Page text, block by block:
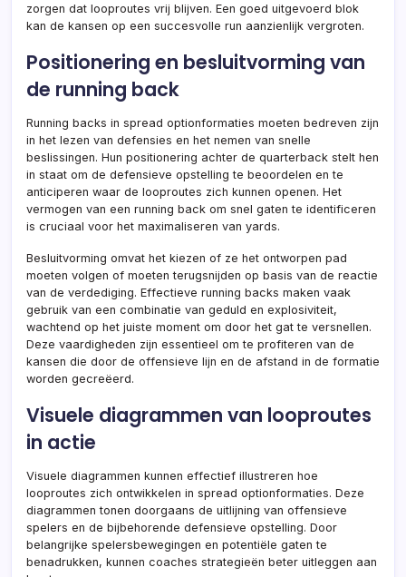
zorgen dat looproutes vrij blijven. Een goed uitgevoerd blok
kan de kansen op een succesvolle run aanzienlijk vergroten.
Positionering en besluitvorming van
de running back
Running backs in spread optionformaties moeten bedreven zijn
in het lezen van defensies en het nemen van snelle
beslissingen. Hun positionering achter de quarterback stelt hen
in staat om de defensieve opstelling te beoordelen en te
anticiperen waar de looproutes zich kunnen openen. Het
vermogen van een running back om snel gaten te identificeren
is cruciaal voor het maximaliseren van yards.
Besluitvorming omvat het kiezen of ze het ontworpen pad
moeten volgen of moeten terugsnijden op basis van de reactie
van de verdediging. Effectieve running backs maken vaak
gebruik van een combinatie van geduld en explosiviteit,
wachtend op het juiste moment om door het gat te versnellen.
Deze vaardigheden zijn essentieel om te profiteren van de
kansen die door de offensieve lijn en de afstand in de formatie
worden gecreëerd.
Visuele diagrammen van looproutes
in actie
Visuele diagrammen kunnen effectief illustreren hoe
looproutes zich ontwikkelen in spread optionformaties. Deze
diagrammen tonen doorgaans de uitlijning van offensieve
spelers en de bijbehorende defensieve opstelling. Door
belangrijke spelersbewegingen en potentiële gaten te
benadrukken, kunnen coaches strategieën beter uitleggen aan